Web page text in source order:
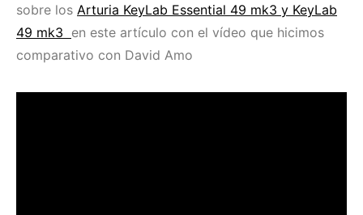
sobre los Arturia KeyLab Essential 49 mk3 y KeyLab
49 mk3 en este artículo con el vídeo que hicimos
comparativo con David Amo